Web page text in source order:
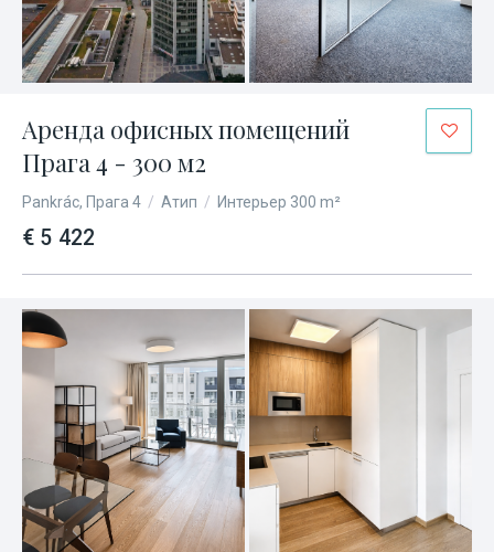
Аренда офисных помещений
Прага 4 - 300 м2
Pankrác, Прага 4 / Атип / Интерьер 300 m²
€ 5 422